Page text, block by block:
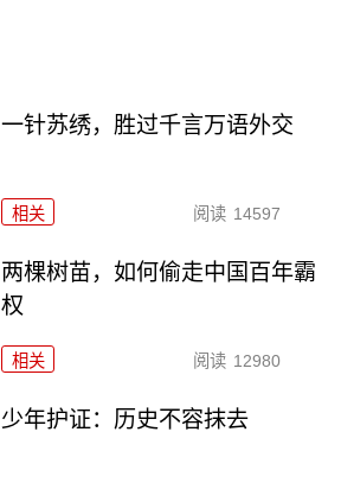
一针苏绣，胜过千言万语外交
相关 阅读 14597
两棵树苗，如何偷走中国百年霸
权
相关 阅读 12980
少年护证：历史不容抹去